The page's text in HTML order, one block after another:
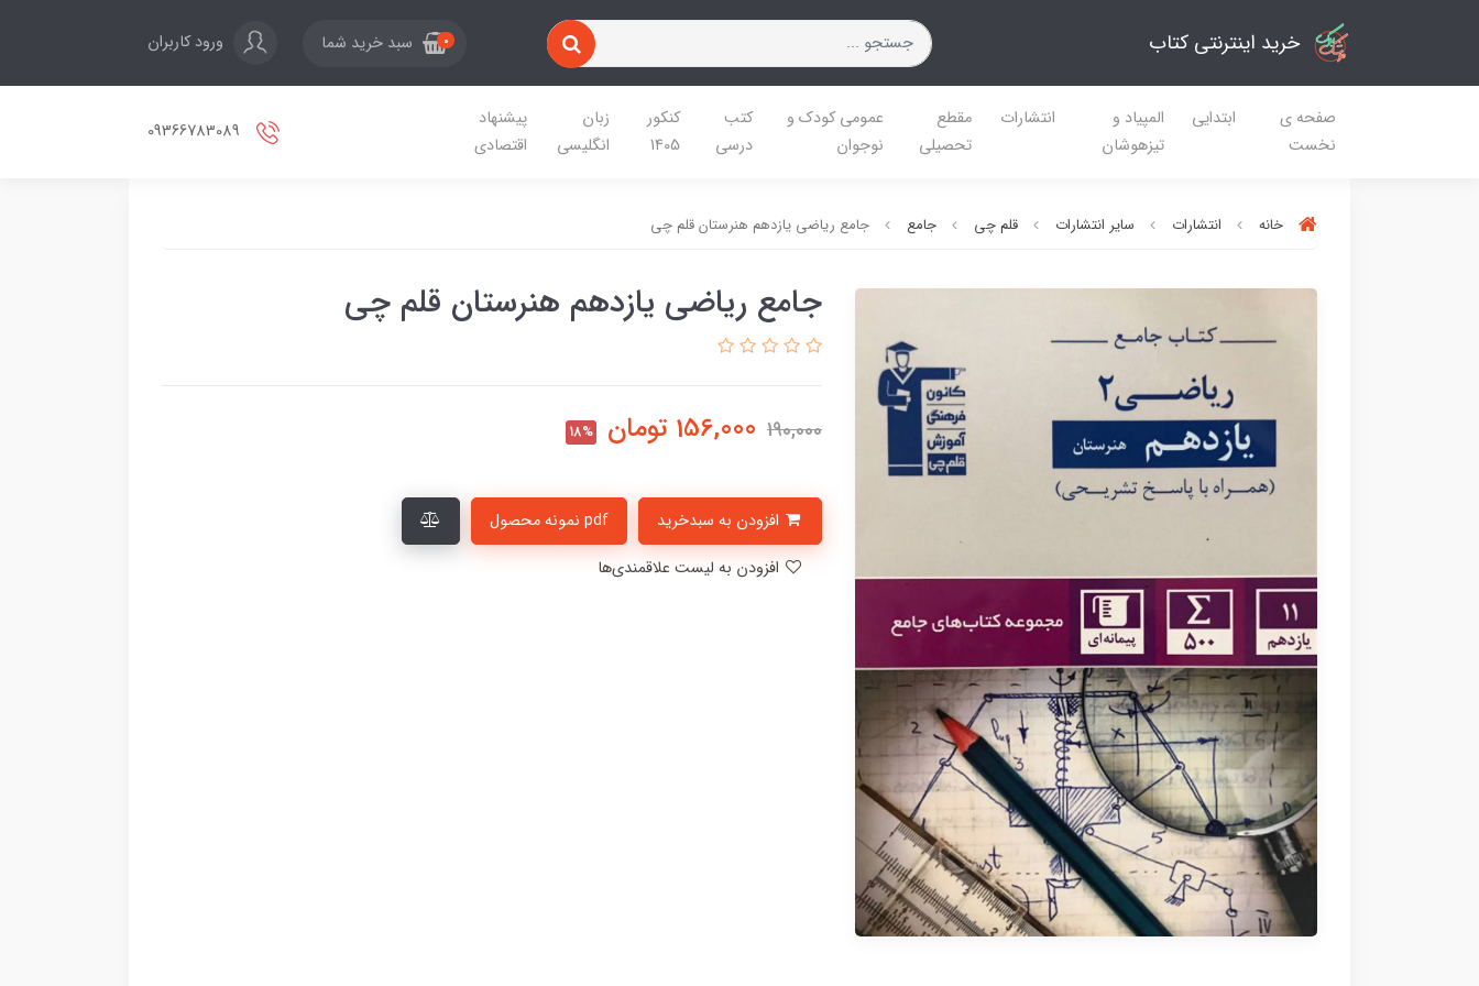
خرید اینترنتی کتاب 0 سبد خرید شما ورود کاربران
صفحه ی
نخست
ابتدایی
المپیاد و
تیزهوشان
انتشارات
مقطع
تحصیلی
عمومی کودک و
نوجوان
کتب
درسی
کنکور
1405
زبان
انگلیسی
پیشنهاد
اقتصادی
خانه انتشارات سایر انتشارات قلم چی جامع جامع ریاضی یازدهم هنرستان قلم چی
جامع ریاضی یازدهم هنرستان قلم چی
190,000
156,000 تومان 18%
pdf نمونه محصول